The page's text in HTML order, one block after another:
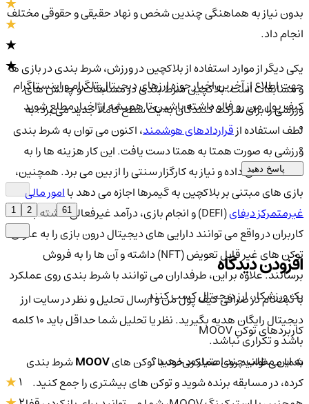
بدون نیاز به هماهنگی چندین شخص و نهاد حقیقی و حقوقی مختلف
انجام داد.
یکی دیگر از موارد استفاده از بلاکچین در ورزش، شرط بندی در بازی ها
و مسابقات است. بلاکچین شرط بندی در مسابقات و چالش های
ورزشی را برای شرکت کنندگان به یک سطح کاملاً جدید می برد. به
لطف استفاده ازقراردادهای هوشمند، اکنون می توان به شرط بندی
ورزشی به صورت همتا به همتا دست یافت. این کار هزینه ها را به
شدت کاهش داده و نیاز به کارگزار سنتی را از بین می برد. همچنین،
بازی های مبتنی بر بلاکچین به گیمرها اجازه می دهد باامور مالی
غیرمتمرکز دیفای
(DEFI) و انجام بازی، درآمد غیرفعالی داشته باشند.
کاربران در واقع می توانند دارایی های دیجیتال درون بازی را به عنوان
توکن های غیر قابل تعویض (NFT) داشته و آن ها را به فروش
برسانند. علاوه بر این، طرفداران می توانند با شرط بندی روی عملکرد
یک ورزشکار، ارز دیجیتال کسب کنند.
کاربردهای توکن MOOV
شما می توانید روی عملکرد خود با توکن هایMOOVشرط بندی
کرده، در مسابقه برنده شوید و توکن های بیشتری را جمع کنید.
جهت اطلاع از آخرین اخبار حوزه ارزهای دیجیتال تلگرام و اینستاگرام
کیف پول من رو فالو داشته باشین تا همیشه از اخبار مطلع شوید
پاسخ دهید
... 61
افزودن دیدگاه
با ثبت‌نام در صرافی کیف پول من و ارسال تحلیل و نظر در سایت ارز
دیجیتال رایگان هدیه بگیرید. نظر یا تحلیل شما حداقل باید ۱۰ کلمه
باشد و تکراری نباشد.
به این مطلب چند امتیاز می‌دهید؟